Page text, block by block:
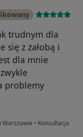
trudnym dla
się z żałobą i
dla mnie
problemy
Warszawie • Konsultacja